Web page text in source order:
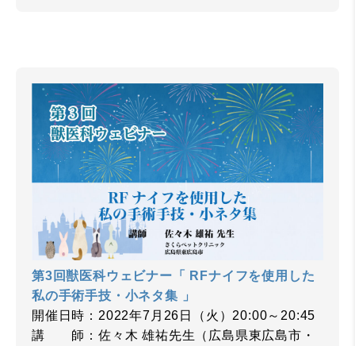
第3回獣医科ウェビナー「 RFナイフを使用した
私の手術手技・小ネタ集 」
開催日時：2022年7月26日（火）20:00～20:45
講 師：佐々木 雄祐先生（広島県東広島市・